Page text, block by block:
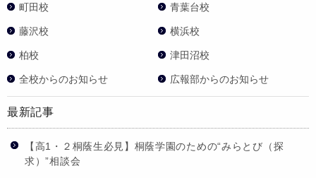
町田校 青葉台校
藤沢校 横浜校
柏校 津田沼校
全校からのお知らせ 広報部からのお知らせ
最新記事
【高1・２桐蔭生必見】桐蔭学園のための“みらとび（探
求）”相談会